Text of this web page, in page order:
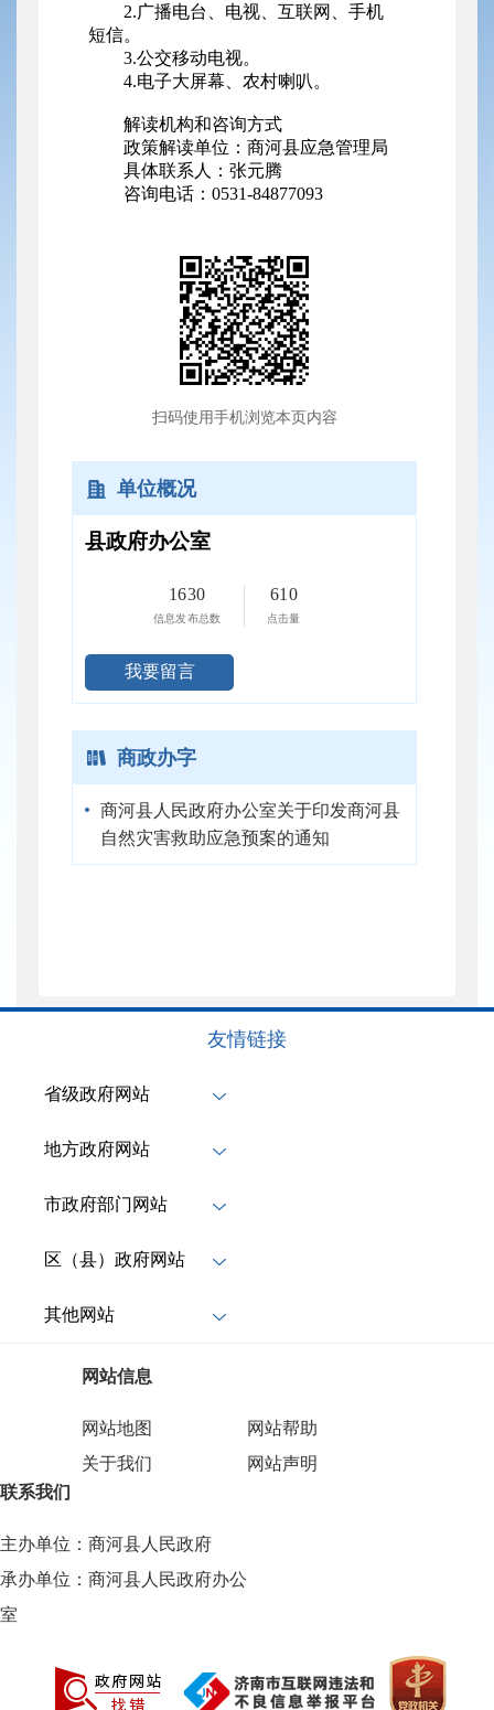
2.广播电台、电视、互联网、手机
短信。
3.公交移动电视。
4.电子大屏幕、农村喇叭。
解读机构和咨询方式
政策解读单位：商河县应急管理局
具体联系人：张元腾
咨询电话：0531-84877093
扫码使用手机浏览本页内容
单位概况
县政府办公室
1630
信息发布总数
610
点击量
我要留言
商政办字
商河县人民政府办公室关于印发商河县
自然灾害救助应急预案的通知
友情链接
省级政府网站
地方政府网站
市政府部门网站
区（县）政府网站
其他网站
网站信息
网站地图
网站帮助
关于我们
网站声明
联系我们
主办单位：商河县人民政府
承办单位：商河县人民政府办公
室